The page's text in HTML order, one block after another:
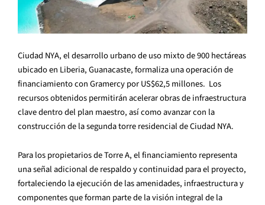
Ciudad NYA, el desarrollo urbano de uso mixto de 900 hectáreas
ubicado en Liberia, Guanacaste, formaliza una operación de
financiamiento con Gramercy por US$62,5 millones. Los
recursos obtenidos permitirán acelerar obras de infraestructura
clave dentro del plan maestro, así como avanzar con la
construcción de la segunda torre residencial de Ciudad NYA.
Para los propietarios de Torre A, el financiamiento representa
una señal adicional de respaldo y continuidad para el proyecto,
fortaleciendo la ejecución de las amenidades, infraestructura y
componentes que forman parte de la visión integral de la